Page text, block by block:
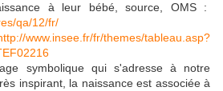
à leur bébé, source, OMS :
qa/12/fr/
www.insee.fr/fr/themes/tableau.asp?
symbolique qui s'adresse à notre
inspirant, la naissance est associée à